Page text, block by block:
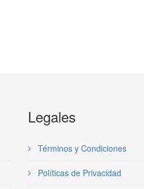
Legales
Términos y Condiciones
Políticas de Privacidad